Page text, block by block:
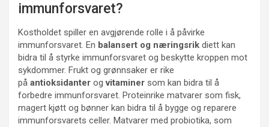
immunforsvaret?
Kostholdet spiller en avgjørende rolle i å påvirke
immunforsvaret. En balansert og næringsrik diett kan
bidra til å styrke immunforsvaret og beskytte kroppen mot
sykdommer. Frukt og grønnsaker er rike
på antioksidanter ogvitaminer som kan bidra til å
forbedre immunforsvaret. Proteinrike matvarer som fisk,
magert kjøtt og bønner kan bidra til å bygge og reparere
immunforsvarets celler. Matvarer med probiotika, som